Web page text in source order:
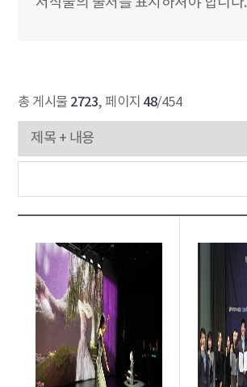
총 게시물 2723, 페이지 48/454